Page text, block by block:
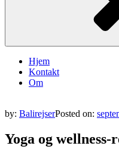
Hjem
Kontakt
Om
by: BalirejserPosted on:
Yoga og